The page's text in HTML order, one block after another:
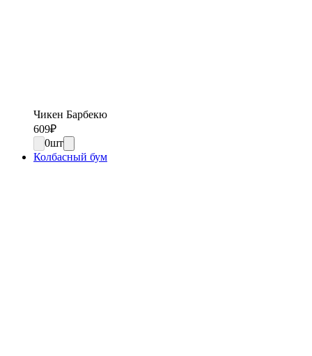
Чикен Барбекю
609₽
0шт
Колбасный бум